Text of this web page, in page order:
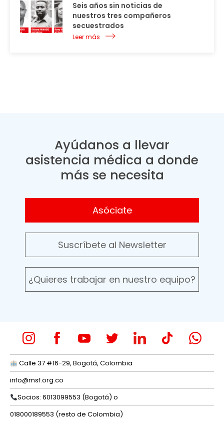
Seis años sin noticias de
nuestros tres compañeros
secuestrados
Leer más
Ayúdanos a llevar
asistencia médica a donde
más se necesita
Asóciate
Suscríbete al Newsletter
¿Quieres trabajar en nuestro equipo?
Calle 37 #16-29, Bogotá, Colombia
info@msf.org.co
Socios: 6013099553 (Bogotá) o
018000189553 (resto de Colombia)